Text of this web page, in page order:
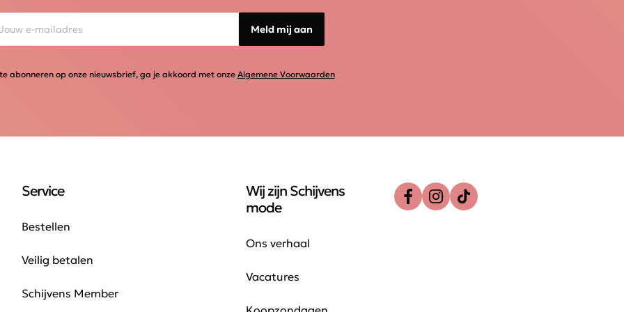
Meld mij aan
abonneren op onze nieuwsbrief, ga je akkoord met onze Algemene Voorwaarden
Service
Bestellen
Veilig betalen
Schijvens Member
Wij zijn Schijvens
mode
Ons verhaal
Vacatures